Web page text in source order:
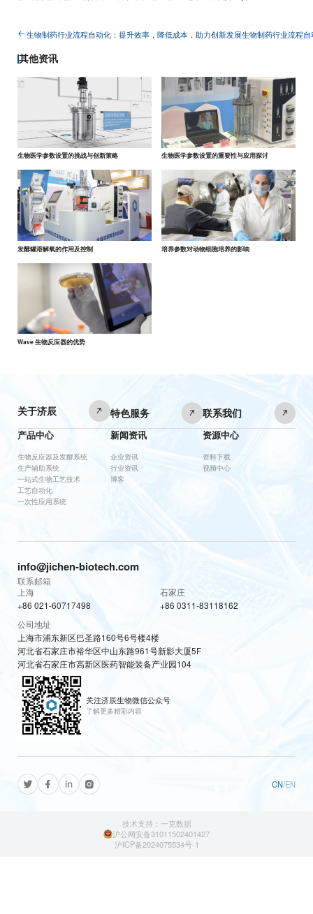
生物制药行业流程自动化：提升效率，降低成本，助力创新发展生物制药行业流程
其他资讯
生物医学参数设置的挑战与创新策略 生物医学参数设置的重要性与应用探讨
发酵罐溶解氧的作用及控制 培养参数对动物细胞培养的影响
Wave 生物反应器的优势
关于济辰 特色服务
联系我们
产品中心
生物反应器及发酵系统
生产辅助系统
一站式生物工艺技术
工艺自动化
一次性应用系统
新闻资讯
企业资讯
行业资讯
博客
资源中心
资料下载
视频中心
info@jichen-biotech.com
联系邮箱
上海
+86 021-60717498
石家庄
+86 0311-83118162
公司地址
上海市浦东新区巴圣路160号6号楼4楼
河北省石家庄市裕华区中山东路961号新影大厦5F
河北省石家庄市高新区医药智能装备产业园104
关注济辰生物微信公众号
了解更多精彩内容
CN/EN
技术支持：一克数据
沪公网安备31011502401427
沪ICP备2024075534号-1